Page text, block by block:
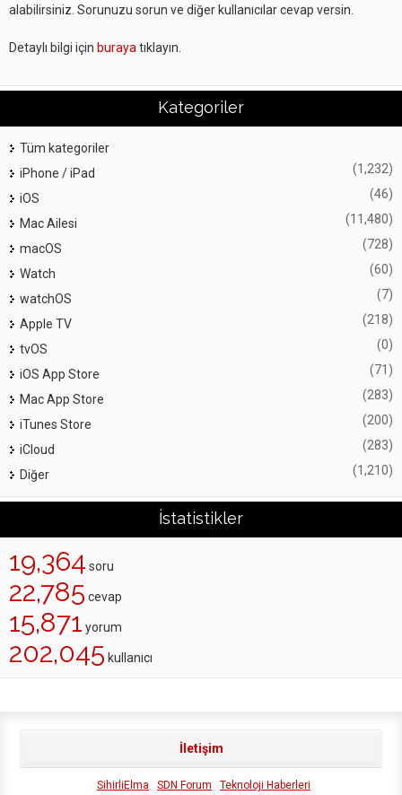
alabilirsiniz. Sorunuzu sorun ve diğer kullanıcılar cevap versin.
Detaylı bilgi için buraya tıklayın.
Kategoriler
Tüm kategoriler
iPhone / iPad
(1,232)
iOS (46)
Mac Ailesi (11,480)
macOS (728)
Watch (60)
watchOS (7)
Apple TV (218)
tvOS (0)
iOS App Store (71)
Mac App Store (283)
iTunes Store (200)
iCloud (283)
Diğer (1,210)
İstatistikler
19,364 soru
22,785 cevap
15,871 yorum
202,045 kullanıcı
İletişim
SihirliElma SDN Forum Teknoloji Haberleri